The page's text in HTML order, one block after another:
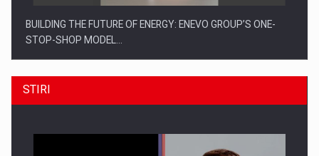
BUILDING THE FUTURE OF ENERGY: ENEVO GROUP’S ONE-
STOP-SHOP MODEL…
STIRI